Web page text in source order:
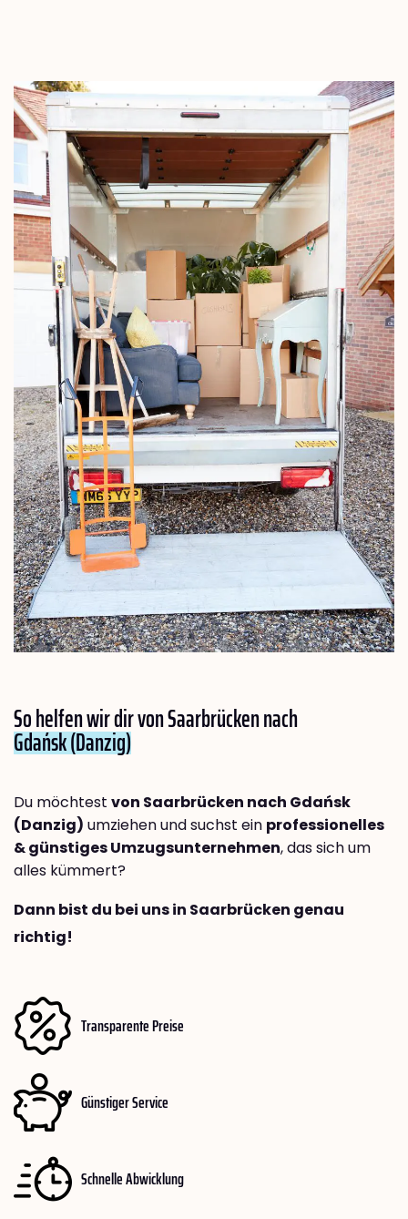
So helfen wir dir von Saarbrücken nach
Gdańsk (Danzig)
Du möchtest von Saarbrücken nach Gdańsk
(Danzig) umziehen und suchst ein professionelles
& günstiges Umzugsunternehmen, das sich um
alles kümmert?
Dann bist du bei uns in Saarbrücken genau
richtig!
Transparente Preise
Günstiger Service
Schnelle Abwicklung